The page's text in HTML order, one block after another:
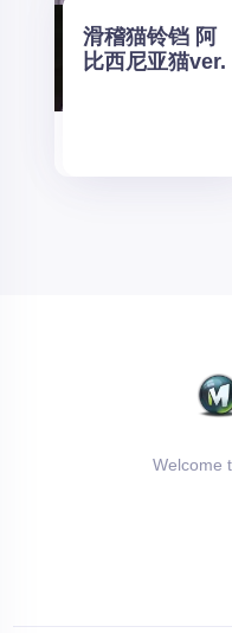
滑稽猫铃铛 阿
比西尼亚猫ver.
Welcome